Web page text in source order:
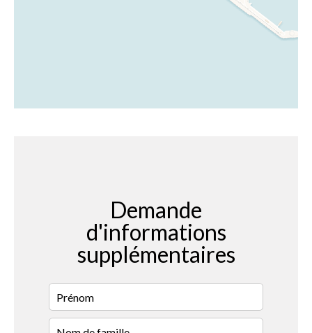
Demande
d'informations
supplémentaires